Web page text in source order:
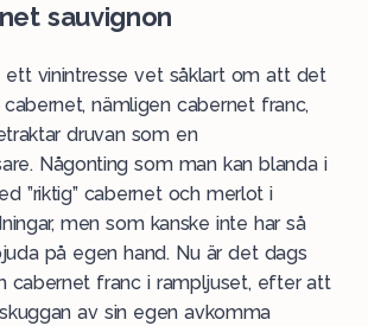
sauvignon
vinintresse vet såklart om att det
nämligen cabernet franc,
druvan som en
Någonting som man kan blanda i
”riktig” cabernet och merlot i
, men som kanske inte har så
på egen hand. Nu är det dags
cabernet franc i rampljuset, efter att
av sin egen avkomma